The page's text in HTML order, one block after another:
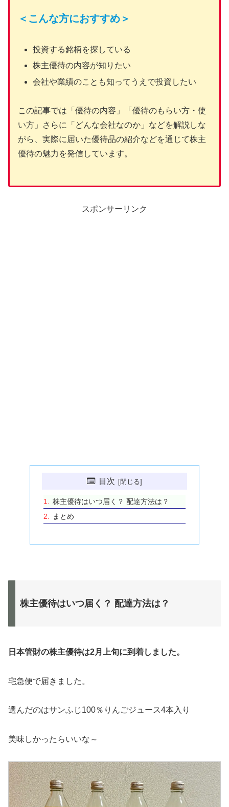
＜こんな方におすすめ＞
投資する銘柄を探している
株主優待の内容が知りたい
会社や業績のことも知ってうえで投資したい
この記事では「優待の内容」「優待のもらい方・使
い方」さらに「どんな会社なのか」などを解説しな
がら、実際に届いた優待品の紹介などを通じて株主
優待の魅力を発信しています。
スポンサーリンク
目次
株主優待はいつ届く？ 配達方法は？
まとめ
株主優待はいつ届く？ 配達方法は？
日本管財の株主優待は2月上旬に到着しました。
宅急便で届きました。
選んだのはサンふじ100％りんごジュース4本入り
美味しかったらいいな～